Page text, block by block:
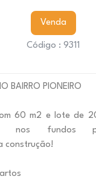
Venda
Código : 9311
BAIRRO PIONEIRO
de 200 m2 com amplo
nos fundos
construção!